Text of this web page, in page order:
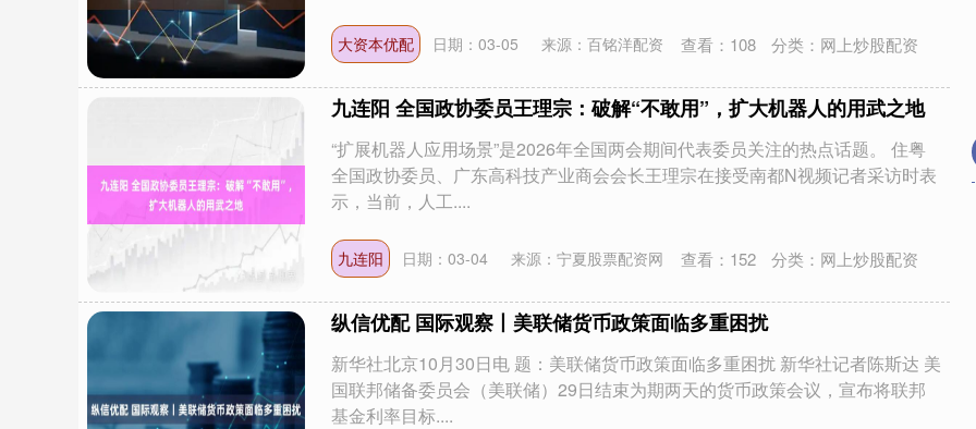
大资本优配 日期：03-05 来源：百铭洋配资 查看： 108 分类： 网上炒股配资
九连阳 全国政协委员王理宗：破解“不敢用”，扩大机器人的用武之地
“扩展机器人应用场景”是2026年全国两会期间代表委员关注的热点话题。 住粤
全国政协委员、广东高科技产业商会会长王理宗在接受南都N视频记者采访时表
示，当前，人工....
九连阳 日期：03-04 来源：宁夏股票配资网 查看： 152 分类： 网上炒股配资
纵信优配 国际观察丨美联储货币政策面临多重困扰
新华社北京10月30日电 题：美联储货币政策面临多重困扰 新华社记者陈斯达 美
国联邦储备委员会（美联储）29日结束为期两天的货币政策会议，宣布将联邦
基金利率目标....